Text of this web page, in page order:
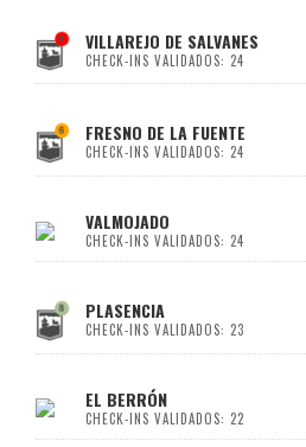
VILLAREJO DE SALVANES
CHECK-INS VALIDADOS: 24
FRESNO DE LA FUENTE
CHECK-INS VALIDADOS: 24
VALMOJADO
CHECK-INS VALIDADOS: 24
PLASENCIA
CHECK-INS VALIDADOS: 23
EL BERRÓN
CHECK-INS VALIDADOS: 22